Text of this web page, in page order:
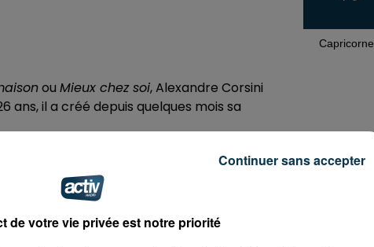
ou Mieux chez soi, Alexandre Corsini
ans, il a créé depuis quelques mois sa
Capricorne
de votre vie privée est notre priorité
Continuer sans accepter